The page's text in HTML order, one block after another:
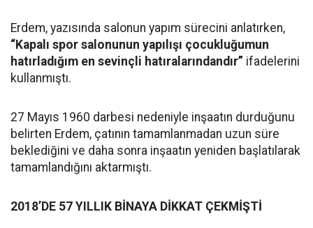
Erdem, yazısında salonun yapım sürecini anlatırken,
“Kapalı spor salonunun yapılışı çocukluğumun
hatırladığım en sevinçli hatıralarındandır” ifadelerini
kullanmıştı.
27 Mayıs 1960 darbesi nedeniyle inşaatın durduğunu
belirten Erdem, çatının tamamlanmadan uzun süre
beklediğini ve daha sonra inşaatın yeniden başlatılarak
tamamlandığını aktarmıştı.
2018’DE 57 YILLIK BİNAYA DİKKAT ÇEKMİŞTİ